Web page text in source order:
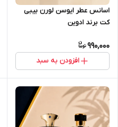
اسانس عطر ایوسن لورن بیبی
کت برند ادوین
990,000
افزودن به سبد